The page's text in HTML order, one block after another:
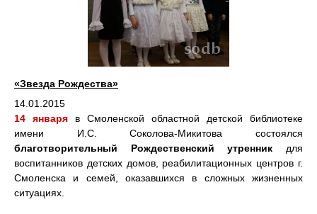
«Звезда Рождества»
14.01.2015
14 января в Смоленской областной детской библиотеке
имени И.С. Соколова-Микитова состоялся
благотворительный Рождественский утренник для
воспитанников детских домов, реабилитационных центров г.
Смоленска и семей, оказавшихся в сложных жизненных
ситуациях.